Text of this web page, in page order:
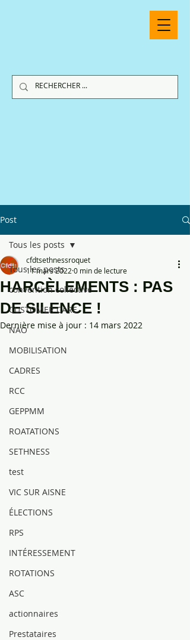
Post
Tous les posts
convention collective
CUSTOMER CARE
NAO
MOBILISATION
CADRES
RCC
GEPPMM
ROATATIONS
SETHNESS
test
VIC SUR AISNE
ÉLECTIONS
RPS
INTÉRESSEMENT
ROTATIONS
ASC
actionnaires
Prestataires
Tous les posts
HARCÈLEMENTS : PAS
DE SILENCE !
cfdtsethnessroquet
11 mars 2022 0 min de lecture
Dernière mise à jour : 14 mars 2022